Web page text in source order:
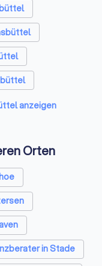
Sie den besten
anzeigen
Orten
in Stade